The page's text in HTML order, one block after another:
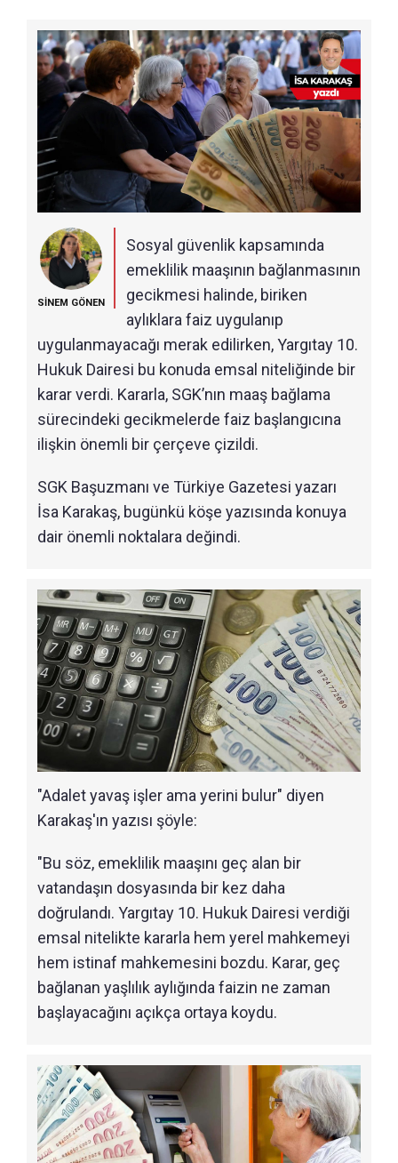
SİNEM GÖNEN
Sosyal güvenlik kapsamında
emeklilik maaşının bağlanmasının
gecikmesi halinde, biriken
aylıklara faiz uygulanıp
uygulanmayacağı merak edilirken, Yargıtay 10.
Hukuk Dairesi bu konuda emsal niteliğinde bir
karar verdi. Kararla, SGK’nın maaş bağlama
sürecindeki gecikmelerde faiz başlangıcına
ilişkin önemli bir çerçeve çizildi.
SGK Başuzmanı ve Türkiye Gazetesi yazarı
İsa Karakaş, bugünkü köşe yazısında konuya
dair önemli noktalara değindi.
"Adalet yavaş işler ama yerini bulur" diyen
Karakaş'ın yazısı şöyle:
"Bu söz, emeklilik maaşını geç alan bir
vatandaşın dosyasında bir kez daha
doğrulandı. Yargıtay 10. Hukuk Dairesi verdiği
emsal nitelikte kararla hem yerel mahkemeyi
hem istinaf mahkemesini bozdu. Karar, geç
bağlanan yaşlılık aylığında faizin ne zaman
başlayacağını açıkça ortaya koydu.